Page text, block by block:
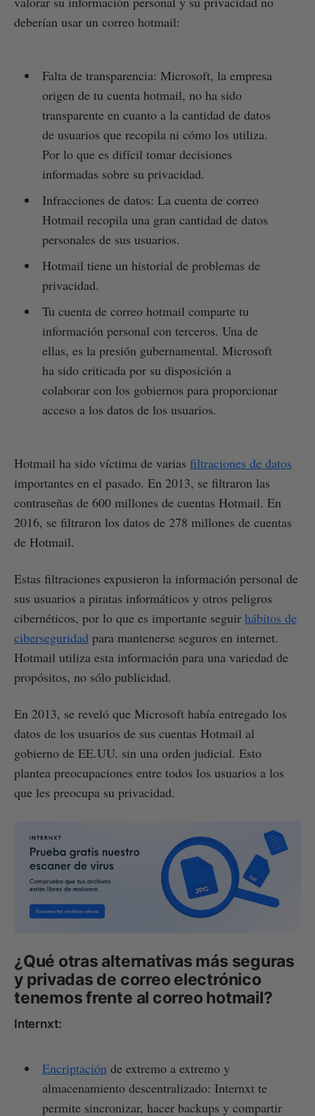
deberían usar un correo hotmail:
Falta de transparencia: Microsoft, la empresa
origen de tu cuenta hotmail, no ha sido
transparente en cuanto a la cantidad de datos
de usuarios que recopila ni cómo los utiliza.
Por lo que es difícil tomar decisiones
informadas sobre su privacidad.
Infracciones de datos: La cuenta de correo
Hotmail recopila una gran cantidad de datos
personales de sus usuarios.
Hotmail tiene un historial de problemas de
privacidad.
Tu cuenta de correo hotmail comparte tu
información personal con terceros. Una de
ellas, es la presión gubernamental. Microsoft
ha sido criticada por su disposición a
colaborar con los gobiernos para proporcionar
acceso a los datos de los usuarios.
Hotmail ha sido víctima de varias filtraciones de datos
importantes en el pasado. En 2013, se filtraron las
contraseñas de 600 millones de cuentas Hotmail. En
2016, se filtraron los datos de 278 millones de cuentas
de Hotmail.
Estas filtraciones expusieron la información personal de
sus usuarios a piratas informáticos y otros peligros
cibernéticos, por lo que es importante seguir hábitos de
ciberseguridad para mantenerse seguros en internet.
Hotmail utiliza esta información para una variedad de
propósitos, no sólo publicidad.
En 2013, se reveló que Microsoft había entregado los
datos de los usuarios de sus cuentas Hotmail al
gobierno de EE.UU. sin una orden judicial. Esto
plantea preocupaciones entre todos los usuarios a los
que les preocupa su privacidad.
¿Qué otras alternativas más seguras
y privadas de correo electrónico
tenemos frente al correo hotmail?
Internxt:
Encriptación de extremo a extremo y
almacenamiento descentralizado: Internxt te
permite sincronizar, hacer backups y compartir